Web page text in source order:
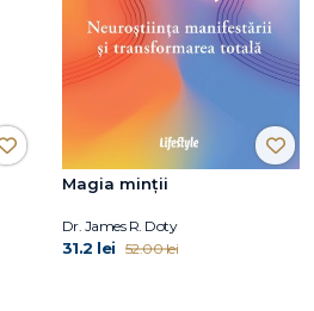
Magia minții
Dr. James R. Doty
31.2 lei 52.00 lei